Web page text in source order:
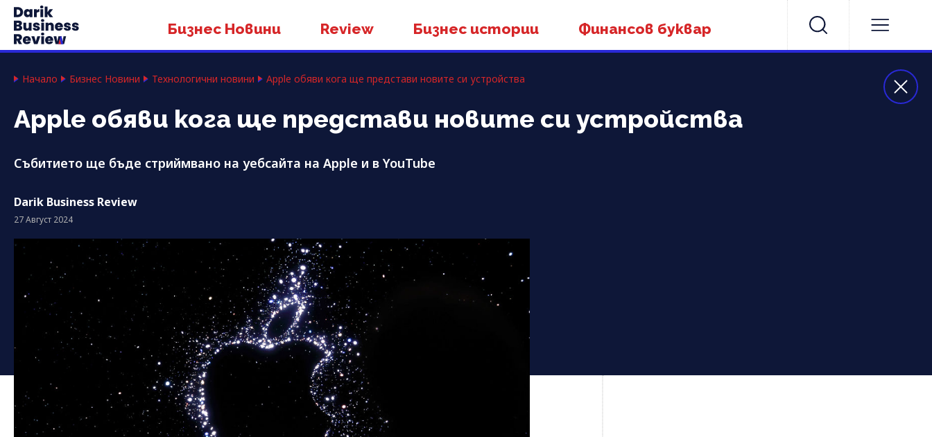
Бизнес Новини Review Бизнес истории Финансов буквар
Начало Бизнес Новини Технологични новини Apple обяви кога ще представи новите си устройства
Apple обяви кога ще представи новите си устройства
Събитието ще бъде стриймвано на уебсайта на Apple и в YouTube
Darik Business Review
27 Август 2024